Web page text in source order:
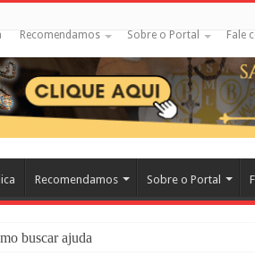
Recomendamos Sobre o Portal Fale
Recomendamos Sobre o Portal
buscar ajuda